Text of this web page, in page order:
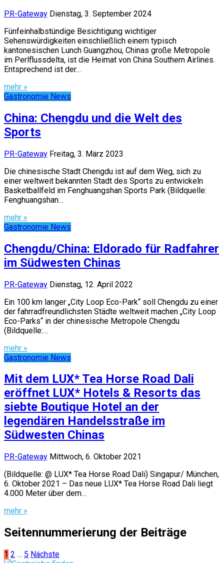
PR-Gateway Dienstag, 3. September 2024
Fünfeinhalbstündige Besichtigung wichtiger
Sehenswürdigkeiten einschließlich einem typisch
kantonesischen Lunch Guangzhou, Chinas große Metropole
im Perlflussdelta, ist die Heimat von China Southern Airlines.
Entsprechend ist der…
mehr »
Gastronomie News
China: Chengdu und die Welt des
Sports
PR-Gateway Freitag, 3. März 2023
Die chinesische Stadt Chengdu ist auf dem Weg, sich zu
einer weltweit bekannten Stadt des Sports zu entwickeln
Basketballfeld im Fenghuangshan Sports Park (Bildquelle:
Fenghuangshan…
mehr »
Gastronomie News
Chengdu/China: Eldorado für Radfahrer
im Südwesten Chinas
PR-Gateway Dienstag, 12. April 2022
Ein 100 km langer „City Loop Eco-Park“ soll Chengdu zu einer
der fahrradfreundlichsten Städte weltweit machen „City Loop
Eco-Parks“ in der chinesische Metropole Chengdu
(Bildquelle:…
mehr »
Gastronomie News
Mit dem LUX* Tea Horse Road Dali
eröffnet LUX* Hotels & Resorts das
siebte Boutique Hotel an der
legendären Handelsstraße im
Südwesten Chinas
PR-Gateway Mittwoch, 6. Oktober 2021
(Bildquelle: @ LUX* Tea Horse Road Dali) Singapur/ München,
6. Oktober 2021 – Das neue LUX* Tea Horse Road Dali liegt
4.000 Meter über dem…
mehr »
Seitennummerierung der Beiträge
1 2 … 5 Nächste